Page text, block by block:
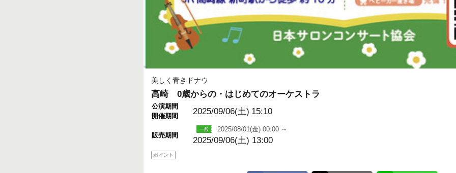
美しく青きドナウ
高崎 0歳からの・はじめてのオーケストラ
公演期間
開催期間
2025/09/06(土) 15:10
販売期間
2025/08/01(金) 00:00 ～
2025/09/06(土) 13:00
ポイント